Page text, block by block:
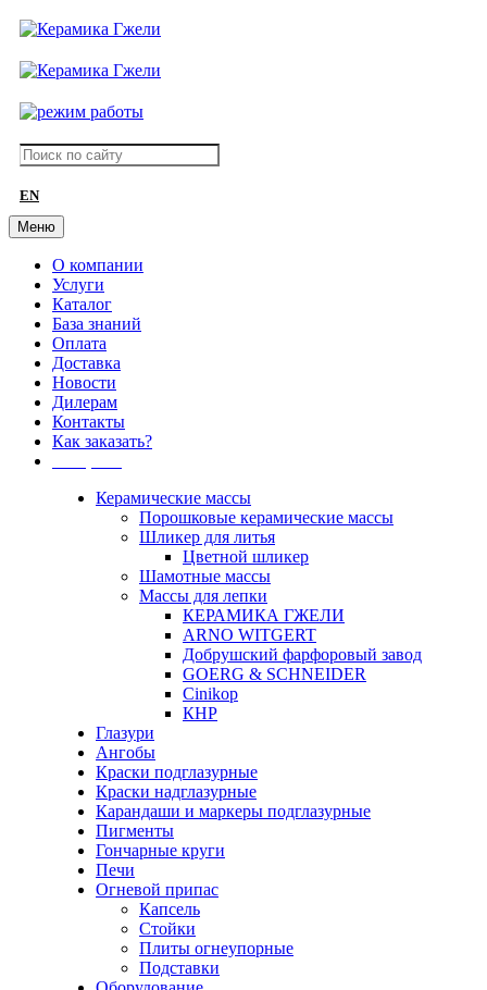
EN
Меню
О компании
Услуги
Каталог
База знаний
Оплата
Доставка
Новости
Дилерам
Контакты
Как заказать?
Керамические массы
Порошковые керамические массы
Шликер для литья
Цветной шликер
Шамотные массы
Массы для лепки
КЕРАМИКА ГЖЕЛИ
ARNO WITGERT
Добрушский фарфоровый завод
GOERG & SCHNEIDER
Cinikop
КНР
Глазури
Ангобы
Краски подглазурные
Краски надглазурные
Карандаши и маркеры подглазурные
Пигменты
Гончарные круги
Печи
Огневой припас
Капсель
Стойки
Плиты огнеупорные
Подставки